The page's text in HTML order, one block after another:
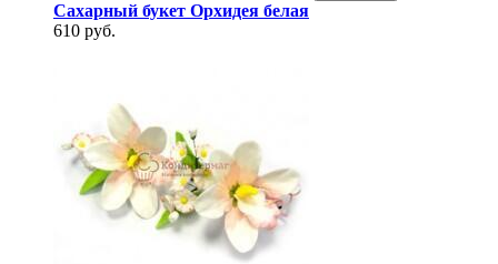
Сахарный букет Орхидея белая
610 руб.